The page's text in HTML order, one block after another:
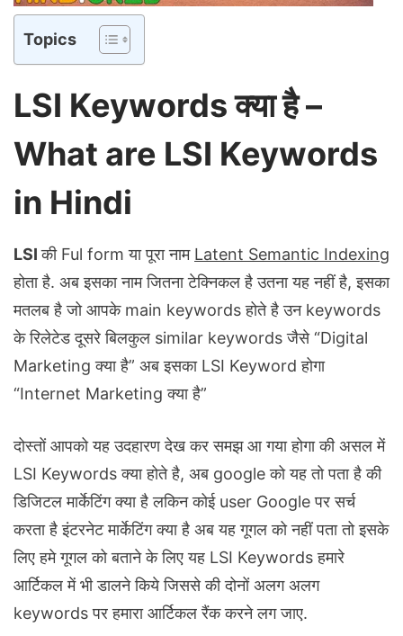
Topics
LSI Keywords क्या है –
What are LSI Keywords
in Hindi
LSIकी Ful form या पूरा नाम Latent Semantic Indexing
होता है. अब इसका नाम जितना टेक्निकल है उतना यह नहीं है, इसका
मतलब है जो आपके main keywords होते है उन keywords
के रिलेटेड दूसरे बिलकुल similar keywords जैसे “Digital
Marketing क्या है” अब इसका LSI Keyword होगा
“Internet Marketing क्या है”
दोस्तों आपको यह उदहारण देख कर समझ आ गया होगा की असल में
LSI Keywords क्या होते है, अब google को यह तो पता है की
डिजिटल मार्केटिंग क्या है लकिन कोई user Google पर सर्च
करता है इंटरनेट मार्केटिंग क्या है अब यह गूगल को नहीं पता तो इसके
लिए हमे गूगल को बताने के लिए यह LSI Keywords हमारे
आर्टिकल में भी डालने किये जिससे की दोनों अलग अलग
keywords पर हमारा आर्टिकल रैंक करने लग जाए.